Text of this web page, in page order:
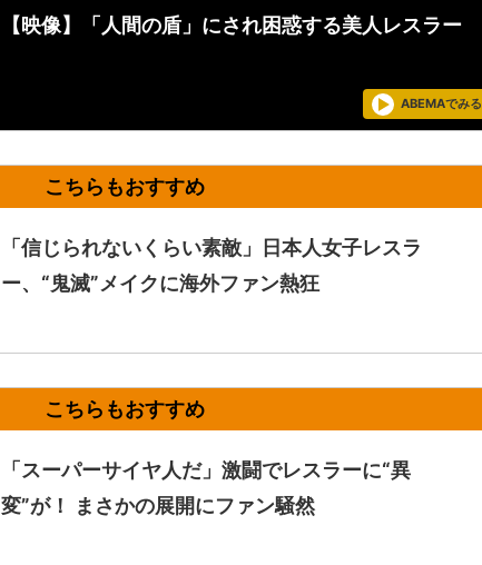
【映像】「人間の盾」にされ困惑する美人レスラー
ABEMAでみる
「信じられないくらい素敵」日本人女子レスラ
ー、“鬼滅”メイクに海外ファン熱狂
「スーパーサイヤ人だ」激闘でレスラーに“異
変”が！ まさかの展開にファン騒然